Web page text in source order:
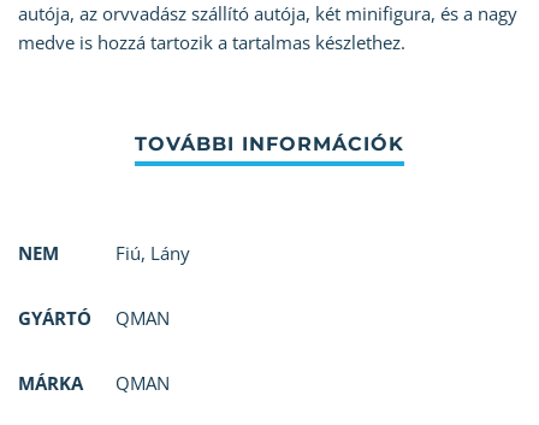
autója, az orvvadász szállító autója, két minifigura, és a nagy
medve is hozzá tartozik a tartalmas készlethez.
NEM Fiú, Lány
GYÁRTÓ QMAN
MÁRKA QMAN